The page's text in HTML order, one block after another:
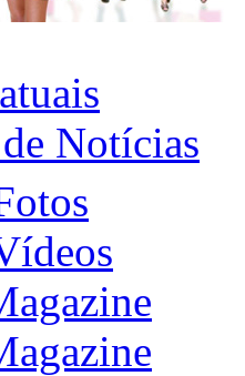
Notícias